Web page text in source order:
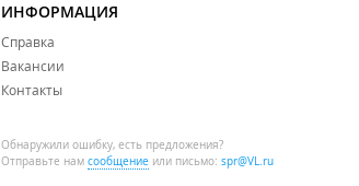
ИНФОРМАЦИЯ
Справка
Вакансии
Контакты
Обнаружили ошибку, есть предложения?
Отправьте нам сообщение или письмо: spr@VL.ru